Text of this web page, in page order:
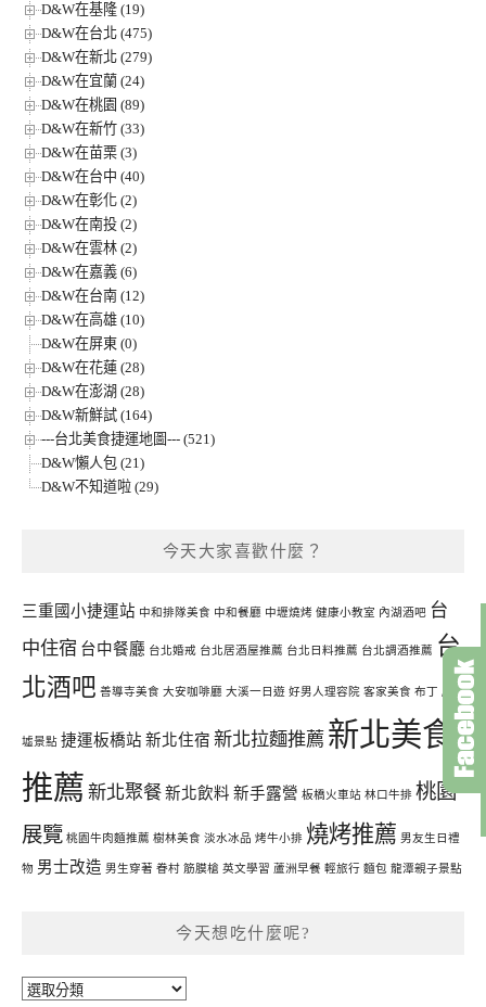
D&W在基隆 (19)
D&W在台北 (475)
D&W在新北 (279)
D&W在宜蘭 (24)
D&W在桃園 (89)
D&W在新竹 (33)
D&W在苗栗 (3)
D&W在台中 (40)
D&W在彰化 (2)
D&W在南投 (2)
D&W在雲林 (2)
D&W在嘉義 (6)
D&W在台南 (12)
D&W在高雄 (10)
D&W在屏東 (0)
D&W在花蓮 (28)
D&W在澎湖 (28)
D&W新鮮試 (164)
---台北美食捷運地圖--- (521)
D&W懶人包 (21)
D&W不知道啦 (29)
今天大家喜歡什麼？
三重國小捷運站 中和排隊美食 中和餐廳 中壢燒烤 健康小教室 內湖酒吧 台
中住宿 台中餐廳 台北婚戒 台北居酒屋推薦 台北日料推薦 台北調酒推薦 台
北酒吧 善導寺美食 大安咖啡廳 大溪一日遊 好男人理容院 客家美食 布丁 廢
墟景點 捷運板橋站 新北住宿 新北拉麵推薦 新北美食
推薦 新北聚餐新北飲料 新手露營 板橋火車站 林口牛排 桃園
展覽 桃園牛肉麵推薦 樹林美食 淡水冰品 烤牛小排 燒烤推薦 男友生日禮
物 男士改造 男生穿著 眷村 筋膜槍 英文學習 蘆洲早餐 輕旅行 麵包 龍潭親子景點
今天想吃什麼呢?
今